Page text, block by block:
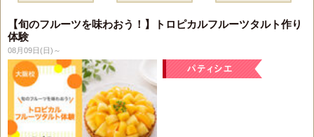
【旬のフルーツを味わおう！】トロピカルフルーツタルト作り
体験
08月09日(日)～